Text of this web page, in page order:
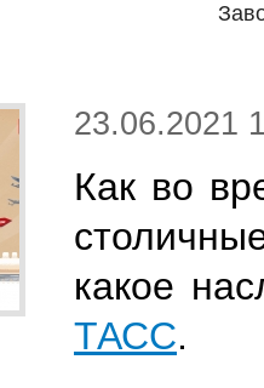
23.06.2021
Как во
какое
ТАСС.